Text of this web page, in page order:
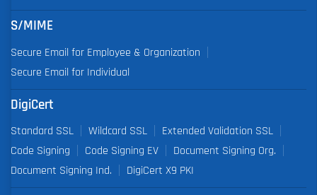
S/MIME
Secure Email for Employee & Organization
Secure Email for Individual
DigiCert
Standard SSL Wildcard SSL
Extended Validation SSL
Code Signing
Code Signing EV
Document Signing Org.
Document Signing Ind.
DigiCert X9 PKI